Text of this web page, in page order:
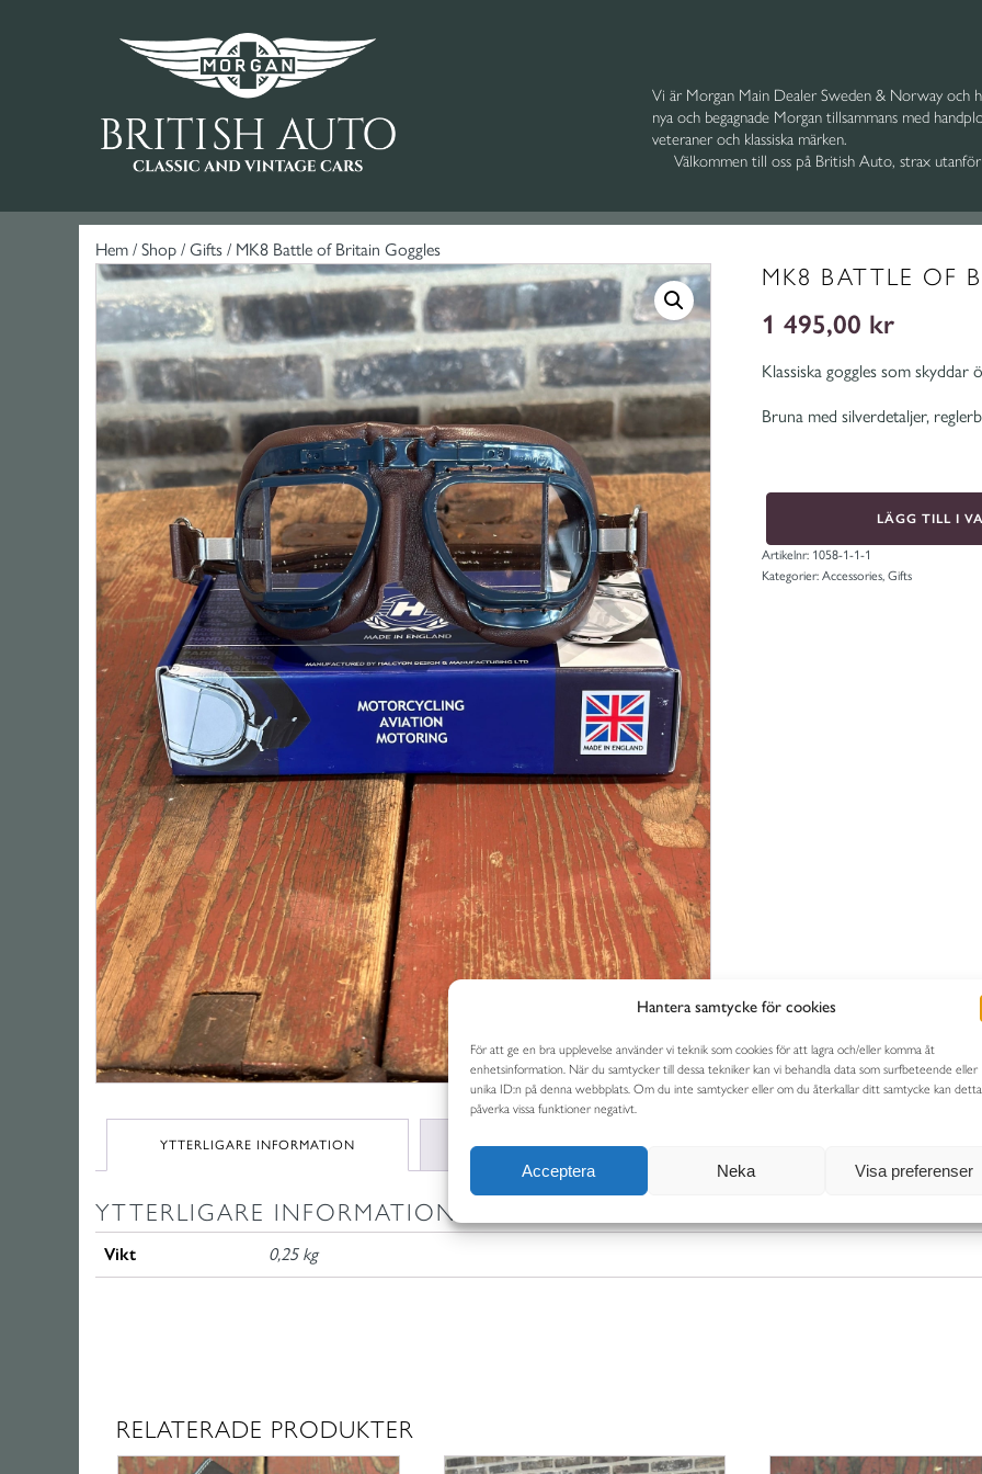
Hantera samtycke för cookies
För att ge en bra upplevelse använder vi teknik som cookies för att lagra och/eller komma åt
enhetsinformation. När du samtycker till dessa tekniker kan vi behandla data som surfbeteende eller
unika ID:n på denna webbplats. Om du inte samtycker eller om du återkallar ditt samtycke kan detta
påverka vissa funktioner negativt.
Acceptera Neka Visa preferenser
Vi är Morgan Main Dealer Sweden & Norway och
nya och begagnade Morgan tillsammans med
veteraner och klassiska märken.
Välkommen till oss på British Auto, strax
Hem / Shop / Gifts / MK8 Battle of Britain Goggles
MK8 BATTLE OF
1 495,00 kr
Klassiska goggles som
Bruna med silverdetaljer,
of
Britain
Goggles
mängd
LÄGG TILL I
Artikelnr: 1058-1-1-1
Kategorier:Accessories,Gifts
YTTERLIGARE INFORMATION RECENSIONER (0)
YTTERLIGARE INFORMATION
Vikt 0,25 kg
RELATERADE PRODUKTER
Den